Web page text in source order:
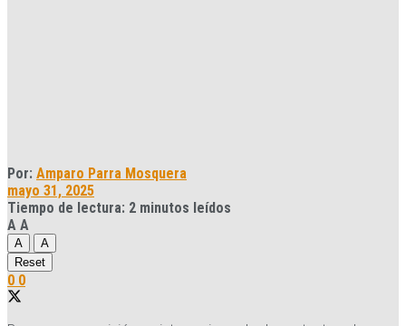
Por: Amparo Parra Mosquera
mayo 31, 2025
Tiempo de lectura: 2 minutos leídos
A A
A
A
Reset
0 0